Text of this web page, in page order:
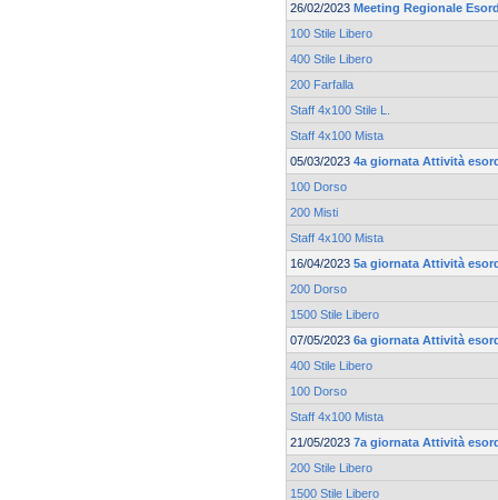
26/02/2023 Meeting Regionale
100 Stile Libero
400 Stile Libero
200 Farfalla
Staff 4x100 Stile L.
Staff 4x100 Mista
05/03/2023 4a giornata Attività
100 Dorso
200 Misti
Staff 4x100 Mista
16/04/2023 5a giornata Attività
200 Dorso
1500 Stile Libero
07/05/2023 6a giornata Attività
400 Stile Libero
100 Dorso
Staff 4x100 Mista
21/05/2023 7a giornata Attività
200 Stile Libero
1500 Stile Libero